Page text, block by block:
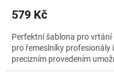
579 Kč
Perfektní šablona pro vrtání
pro řemeslníky profesionály
precizním provedením